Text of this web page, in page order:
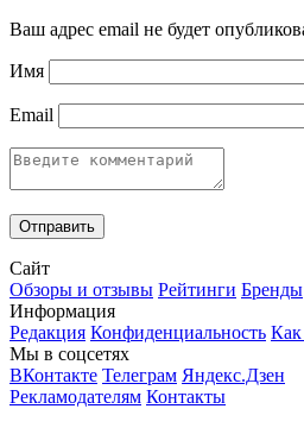
Ваш адрес email не будет
Имя
Email
Сайт
Обзоры и отзывы Рейтинги Бренды
Информация
Редакция Конфиденциальность Как
Мы в соцсетях
ВКонтакте Телеграм Яндекс.Дзен
Рекламодателям Контакты